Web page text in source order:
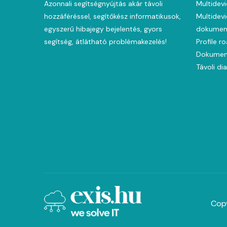
Azonnali segítségnyújtás akár távoli
hozzáféréssel, segítőkész informatikusok,
egyszerű hibajegy bejelentés, gyors
segítség, átlátható problémakezelés!
Profile
Távoli